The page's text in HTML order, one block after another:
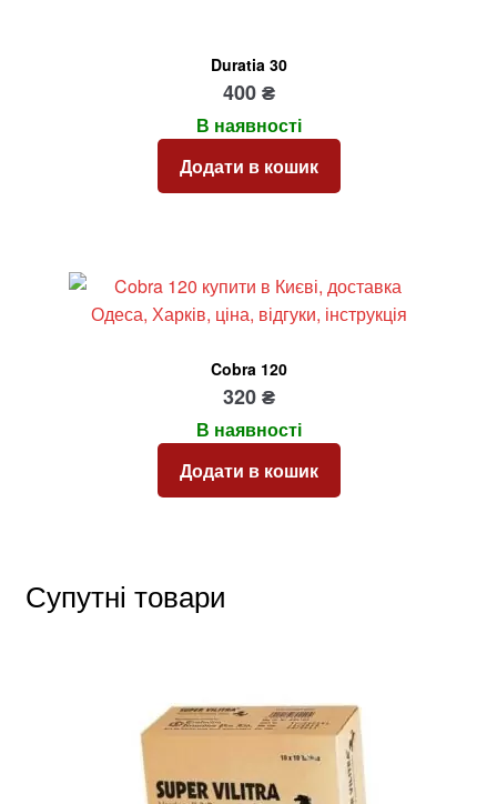
Duratia 30
400₴
В наявності
Додати в кошик
Cobra 120
320₴
В наявності
Додати в кошик
Супутні товари